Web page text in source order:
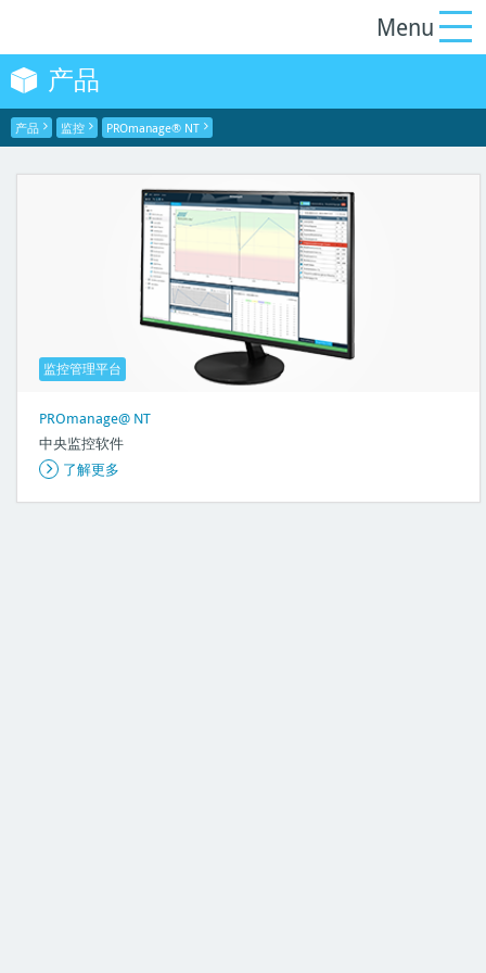
产品
产品 监控 PROmanage® NT
监控管理平台
PROmanage@ NT
中央监控软件
了解更多